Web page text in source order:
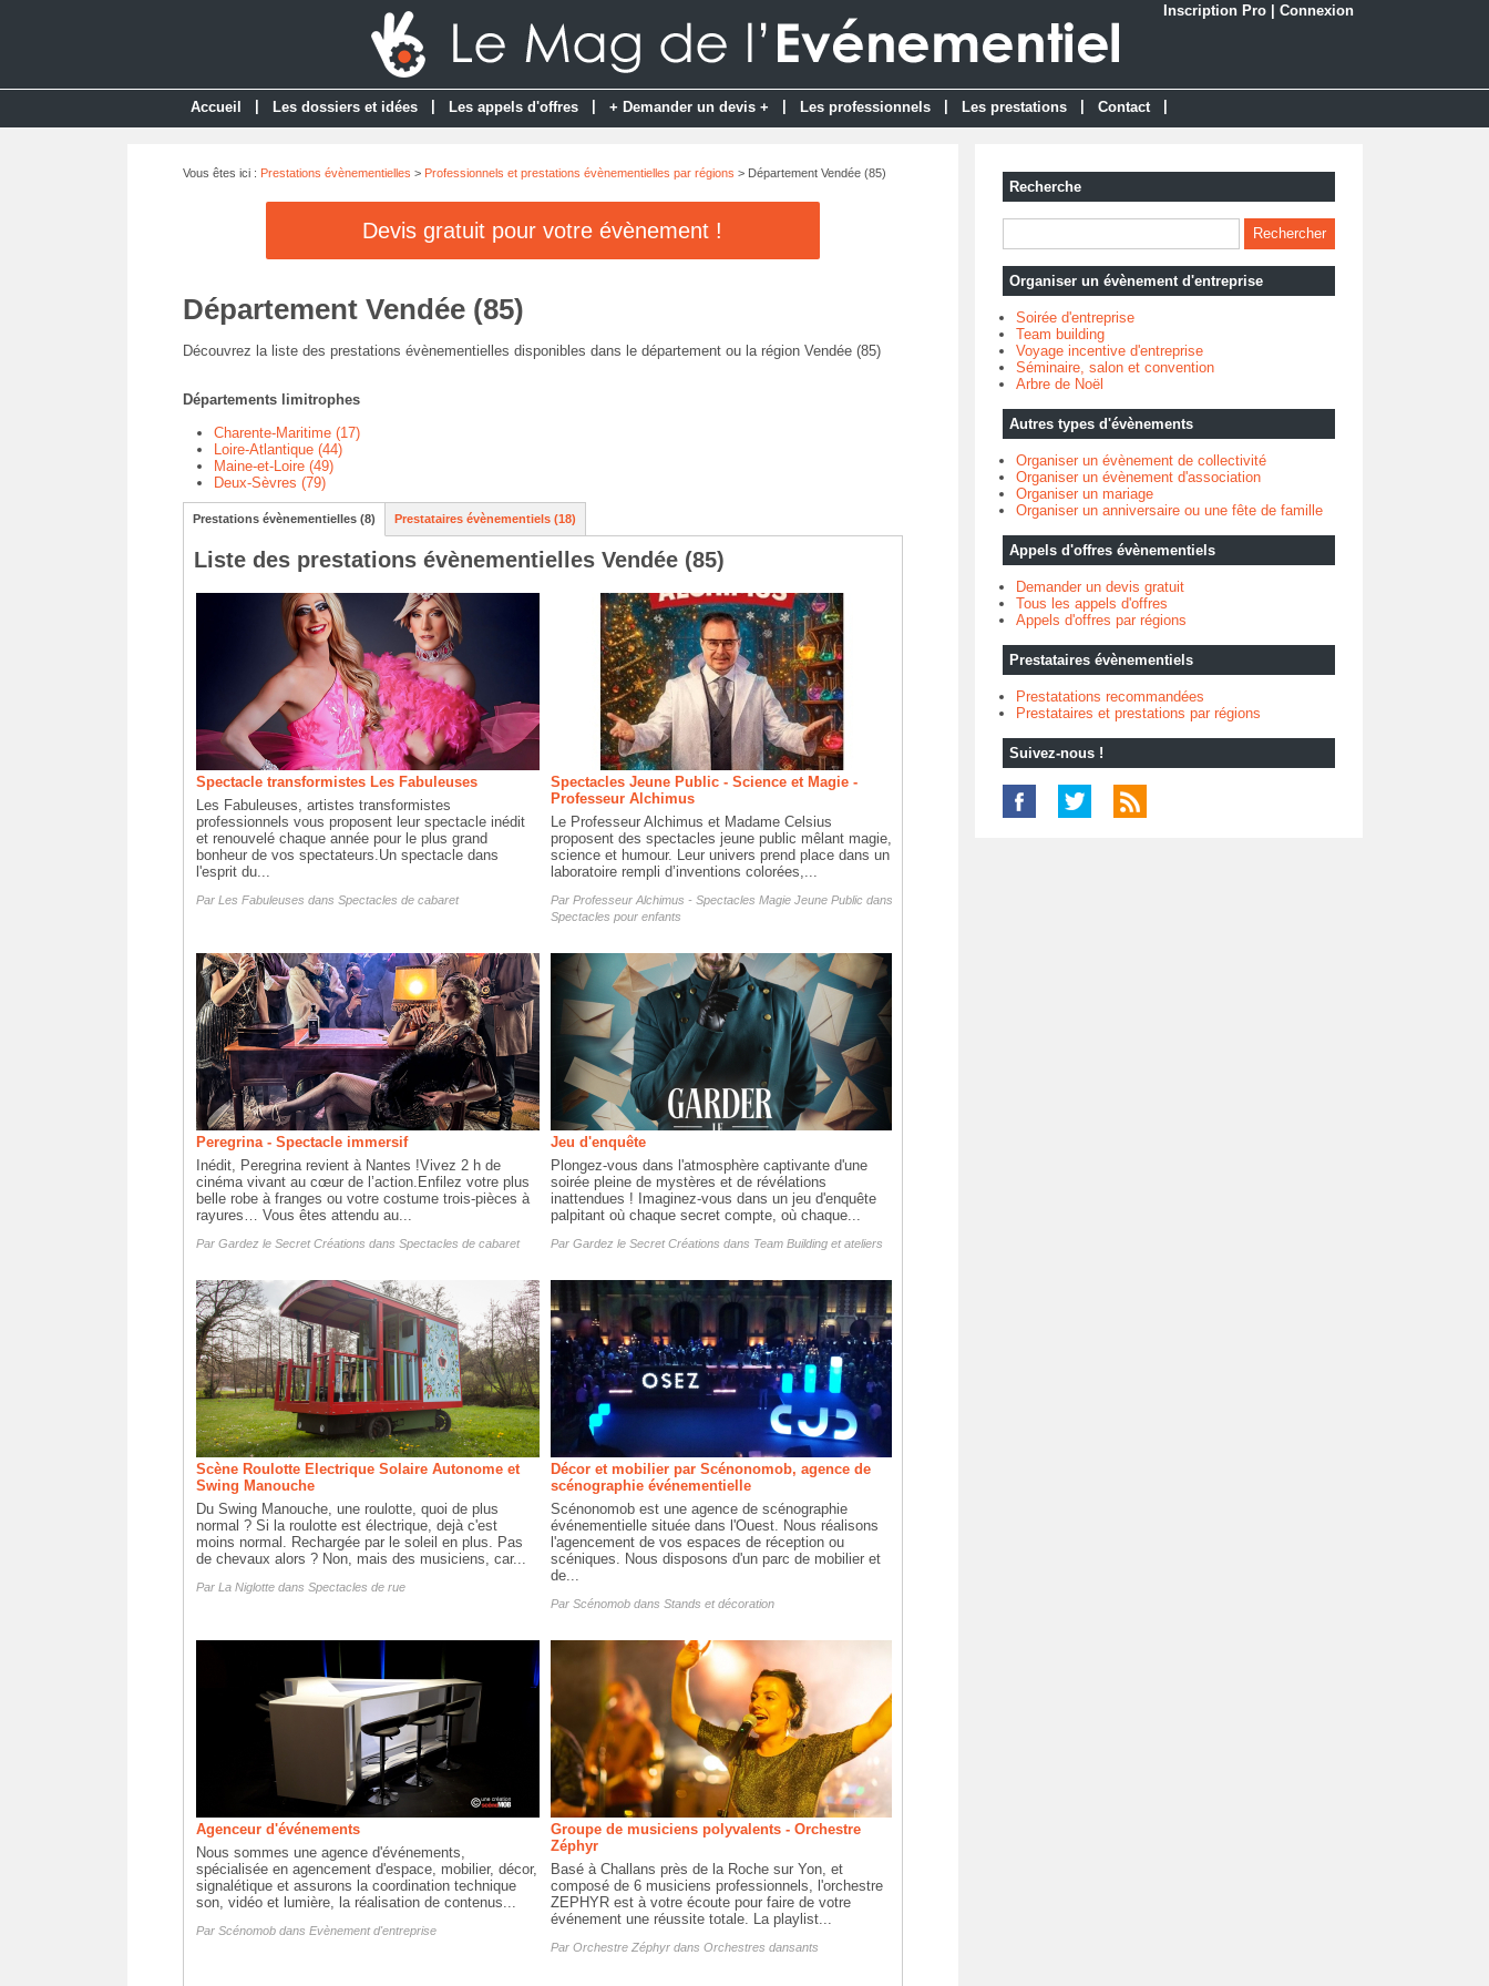
Inscription Pro Connexion
Accueil Les dossiers et idées Les appels d'offres + Demander un devis + Les professionnels Les prestations Contact
Vous êtes ici : Prestations évènementielles > Professionnels et prestations évènementielles par régions > Département Vendée (85)
Devis gratuit pour votre évènement !
Département Vendée (85)
Découvrez la liste des prestations évènementielles disponibles dans le département ou la région Vendée (85)
Départements limitrophes
Charente-Maritime (17)
Loire-Atlantique (44)
Maine-et-Loire (49)
Deux-Sèvres (79)
Prestations évènementielles (8) Prestataires évènementiels (18)
Liste des prestations évènementielles Vendée (85)
Spectacle transformistes Les Fabuleuses
Les Fabuleuses, artistes transformistes
professionnels vous proposent leur spectacle inédit
et renouvelé chaque année pour le plus grand
bonheur de vos spectateurs.Un spectacle dans
l'esprit du...
Par Les Fabuleuses dans Spectacles de cabaret
Spectacles Jeune Public - Science et Magie -
Professeur Alchimus
Le Professeur Alchimus et Madame Celsius
proposent des spectacles jeune public mêlant magie,
science et humour. Leur univers prend place dans un
laboratoire rempli d’inventions colorées,...
Par Professeur Alchimus - Spectacles Magie Jeune Publicdans
Spectacles pour enfants
Peregrina - Spectacle immersif
Inédit, Peregrina revient à Nantes !Vivez 2 h de
cinéma vivant au cœur de l’action.Enfilez votre plus
belle robe à franges ou votre costume trois-pièces à
rayures… Vous êtes attendu au...
Par Gardez le Secret Créations dans Spectacles de cabaret
Jeu d'enquête
Plongez-vous dans l'atmosphère captivante d'une
soirée pleine de mystères et de révélations
inattendues ! Imaginez-vous dans un jeu d'enquête
palpitant où chaque secret compte, où chaque...
Par Gardez le Secret Créations dans Team Building et ateliers
Scène Roulotte Electrique Solaire Autonome et
Swing Manouche
Du Swing Manouche, une roulotte, quoi de plus
normal ? Si la roulotte est électrique, dejà c'est
moins normal. Rechargée par le soleil en plus. Pas
de chevaux alors ? Non, mais des musiciens, car...
Par La Niglottedans Spectacles de rue
Décor et mobilier par Scénonomob, agence de
scénographie événementielle
Scénonomob est une agence de scénographie
événementielle située dans l'Ouest. Nous réalisons
l'agencement de vos espaces de réception ou
scéniques. Nous disposons d'un parc de mobilier et
de...
Par Scénomobdans Stands et décoration
Agenceur d'événements
Nous sommes une agence d'événements,
spécialisée en agencement d'espace, mobilier, décor,
signalétique et assurons la coordination technique
son, vidéo et lumière, la réalisation de contenus...
Par Scénomobdans Evènement d'entreprise
Groupe de musiciens polyvalents - Orchestre
Zéphyr
Basé à Challans près de la Roche sur Yon, et
composé de 6 musiciens professionnels, l'orchestre
ZEPHYR est à votre écoute pour faire de votre
événement une réussite totale. La playlist...
Par Orchestre Zéphyrdans Orchestres dansants
Recherche
Organiser un évènement d'entreprise
Soirée d'entreprise
Team building
Voyage incentive d'entreprise
Séminaire, salon et convention
Arbre de Noël
Autres types d'évènements
Organiser un évènement de collectivité
Organiser un évènement d'association
Organiser un mariage
Organiser un anniversaire ou une fête de famille
Appels d'offres évènementiels
Demander un devis gratuit
Tous les appels d'offres
Appels d'offres par régions
Prestataires évènementiels
Prestatations recommandées
Prestataires et prestations par régions
Suivez-nous !